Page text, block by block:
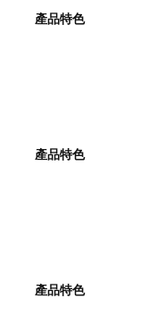
產品特色
產品特色
產品特色